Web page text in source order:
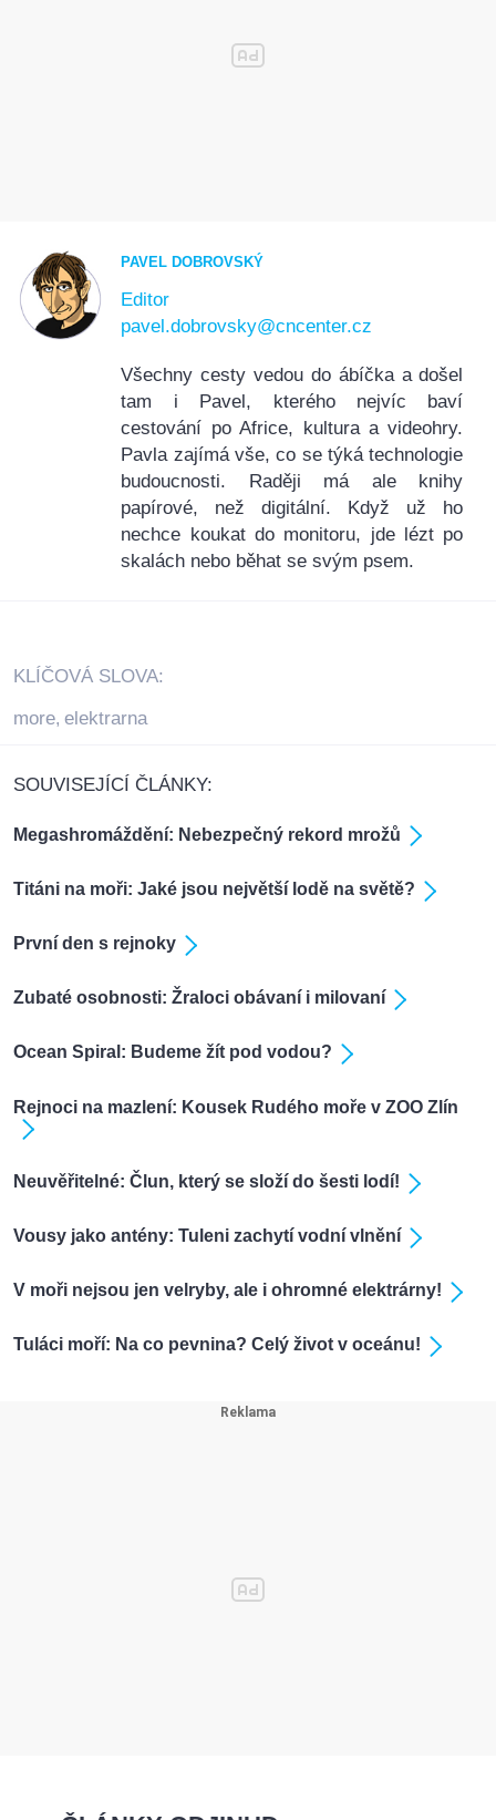
PAVEL DOBROVSKÝ
Editor
pavel.dobrovsky@cncenter.cz
Všechny cesty vedou do ábíčka a došel
tam i Pavel, kterého nejvíc baví
cestování po Africe, kultura a videohry.
Pavla zajímá vše, co se týká technologie
budoucnosti. Raději má ale knihy
papírové, než digitální. Když už ho
nechce koukat do monitoru, jde lézt po
skalách nebo běhat se svým psem.
KLÍČOVÁ SLOVA:
more, elektrarna
SOUVISEJÍCÍ ČLÁNKY:
Megashromáždění: Nebezpečný rekord mrožů
Titáni na moři: Jaké jsou největší lodě na světě?
První den s rejnoky
Zubaté osobnosti: Žraloci obávaní i milovaní
Ocean Spiral: Budeme žít pod vodou?
Rejnoci na mazlení: Kousek Rudého moře v ZOO Zlín
Neuvěřitelné: Člun, který se složí do šesti lodí!
Vousy jako antény: Tuleni zachytí vodní vlnění
V moři nejsou jen velryby, ale i ohromné elektrárny!
Tuláci moří: Na co pevnina? Celý život v oceánu!